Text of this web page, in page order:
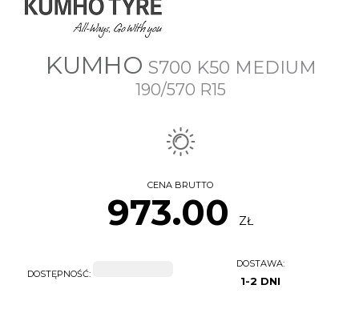
KUMHO S700 K50 MEDIUM
190/570 R15
CENA BRUTTO
973.00 ZŁ
DOSTĘPNOŚĆ:
DOSTAWA:
1-2 DNI